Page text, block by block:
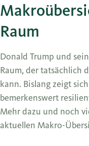
Raum
Donald Trump und
Raum, der tatsächlich
kann. Bislang zeigt
bemerkenswert
Mehr dazu und noch
aktuellen Makro-